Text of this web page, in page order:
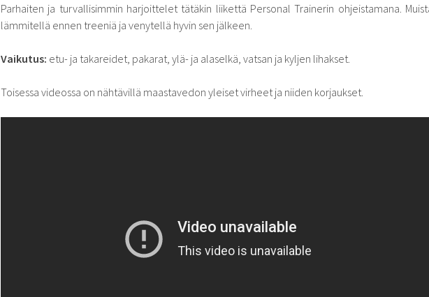
Parhaiten ja turvallisimmin harjoittelet tätäkin liikettä Personal Trainerin ohjeistamana.
lämmitellä ennen treeniä ja venytellä hyvin sen jälkeen.
Vaikutus: etu- ja takareidet, pakarat, ylä- ja alaselkä, vatsan ja kyljen lihakset.
Toisessa videossa on nähtävillä maastavedon yleiset virheet ja niiden korjaukset.